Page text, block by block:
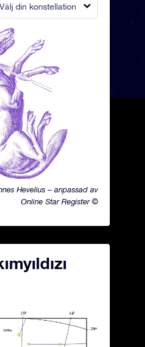
Välj din konstellation
Hevelius – anpassad av
Online Star Register ©